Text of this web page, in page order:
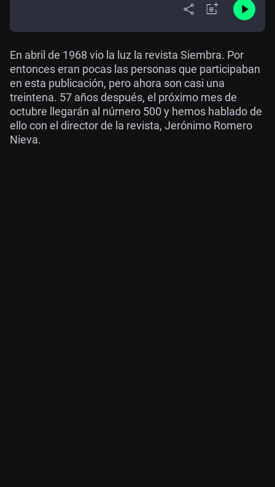
En abril de 1968 vio la luz la revista Siembra. Por
entonces eran pocas las personas que participaban
en esta publicación, pero ahora son casi una
treintena. 57 años después, el próximo mes de
octubre llegarán al número 500 y hemos hablado de
ello con el director de la revista, Jerónimo Romero
Nieva.